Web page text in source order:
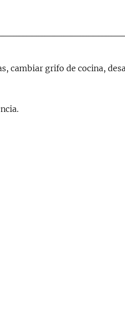
cambiar grifo de cocina,